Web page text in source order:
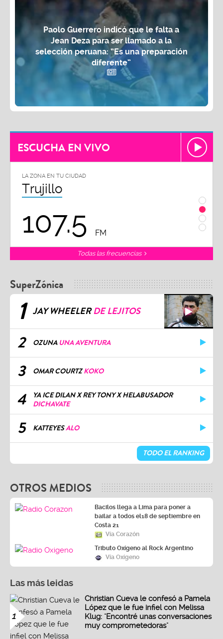
Paolo Guerrero indicó que le falta a
Jean Deza para ser llamado a la
selección peruana: “Es una preparación
diferente”
ESCUCHA EN VIVO
LA ZONA EN TU CIUDAD
Chiclayo
102.3 FM
Todas las frecuencias
SuperZónica
1 JAY WHEELERDE LEJITOS
2 OZUNA UNA AVENTURA
3 OMAR COURTZKOKO
4
YA ICE DILAN X REY TONY X HELABUSADOR
DICHAVATE
5 KATTEYESALO
TODO EL RANKING
OTROS MEDIOS
Bacilos llega a Lima para poner a
bailar a todos el18 de septiembre en
Costa 21
Vía Corazón
Tributo Oxígeno al Rock Argentino
Vía Oxígeno
Las más leidas
1
Christian Cueva le confesó a Pamela
López que le fue infiel con Melissa
Klug: "Encontré unas conversaciones
muy comprometedoras"